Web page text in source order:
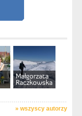
Małgorzata
Raczkowska
» wszyscy autorzy